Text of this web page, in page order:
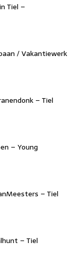
Tiel –
/ Vakantiewerk
– Tiel
– Young
– Tiel
– Tiel